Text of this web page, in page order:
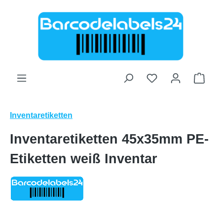
Zum Hauptinhalt springen
Inventaretiketten
Inventaretiketten 45x35mm PE-
Etiketten weiß Inventar